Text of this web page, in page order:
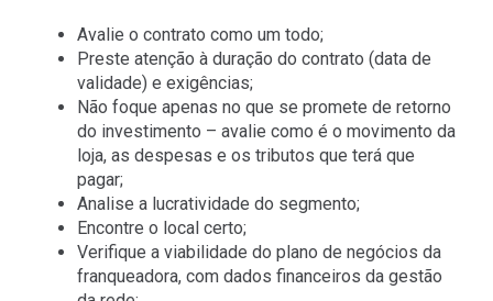
Avalie o contrato como um todo;
Preste atenção à duração do contrato (data de
validade) e exigências;
Não foque apenas no que se promete de retorno
do investimento – avalie como é o movimento da
loja, as despesas e os tributos que terá que
pagar;
Analise a lucratividade do segmento;
Encontre o local certo;
Verifique a viabilidade do plano de negócios da
franqueadora, com dados financeiros da gestão